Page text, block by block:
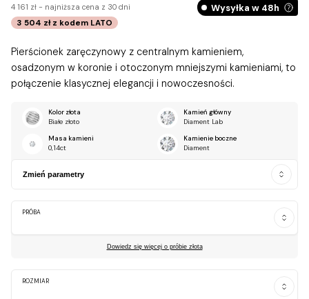
4 161 zł - najniższa cena z 30 dni
3 504 zł z kodem LATO
Wysyłka w 48h
Pierścionek zaręczynowy z centralnym kamieniem,
osadzonym w koronie i otoczonym mniejszymi kamieniami, to
połączenie klasycznej elegancji i nowoczesności.
Kolor złota
Białe złoto
Kamień główny
Diament Lab
Masa kamieni
0,14ct
Kamienie boczne
Diament
Zmień parametry
PRÓBA
Dowiedz się więcej o próbie złota
ROZMIAR